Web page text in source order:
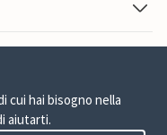
cui hai bisogno nella
aiutarti.